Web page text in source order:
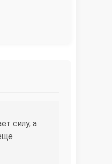
силу, а